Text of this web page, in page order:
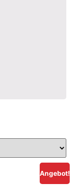
Angebot!